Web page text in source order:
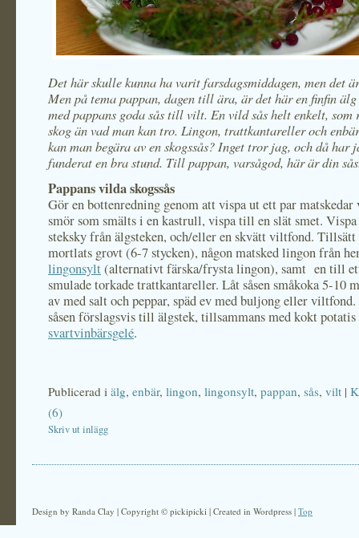
Det här skulle kunna ha varit farsdagsmiddagen, men det
Men på tema pappan, dagen till ära, är det här en finfin
med pappans goda sås till vilt. En vild sås helt enkelt, som
skog än vad man kan tro. Lingon, trattkantareller och
kan man begära av en skogssås? Inget tror jag, och då har
funderat en bra stund. Till pappan, varsågod, här är din
Pappans vilda skogssås
Gör en bottenredning genom att vispa ut ett par
smör som smälts i en kastrull, vispa till en slät smet. Vispa
steksky från älgsteken, och/eller en skvätt viltfond. Tillsätt
mortlats grovt (6-7 stycken), någon matsked lingon från
lingonsylt(alternativt färska/frysta lingon), samt en till
smulade torkade trattkantareller. Låt såsen småkoka 5-10
av med salt och peppar, späd ev med buljong eller viltfond.
såsen förslagsvis till älgstek, tillsammans med kokt potatis
svartvinbärsgelé.
Publicerad i älg, enbär, lingon, lingonsylt, pappan, sås, vilt |
(6)
Skriv ut inlägg
Design by Randa Clay | Copyright © pickipicki | Created in Wordpress | Top